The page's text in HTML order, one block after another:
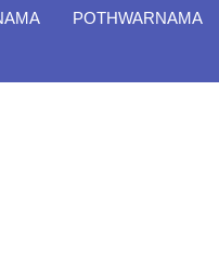
POTHWARNAMA